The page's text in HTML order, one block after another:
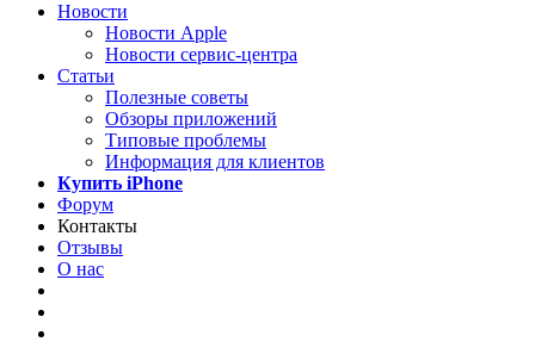
Новости
Новости Apple
Новости сервис-центра
Статьи
Полезные советы
Обзоры приложений
Типовые проблемы
Информация для клиентов
Купить iPhone
Форум
Контакты
Отзывы
О нас